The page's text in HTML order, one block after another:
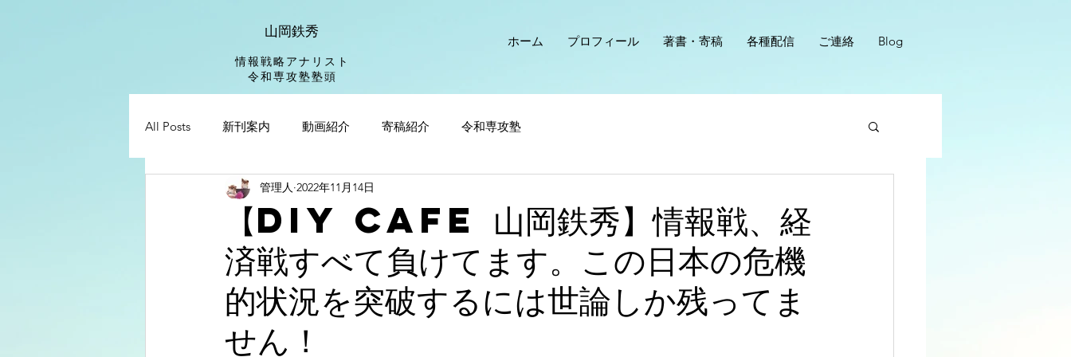
山岡鉄秀
情報戦略アナリスト
​令和専攻塾塾頭
ホーム プロフィール 著書・寄稿 各種配信 ご連絡 Blog
All Posts 新刊案内 動画紹介 寄稿紹介 令和専攻塾
【DIY cafe 山岡鉄秀】情報戦、経
済戦すべて負けてます。この日本の危機
的状況を突破するには世論しか残ってま
せん！
管理人 2022年11月14日